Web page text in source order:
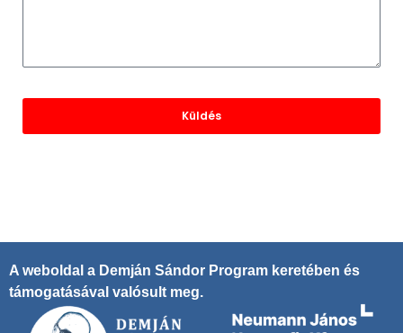
Küldés
A weboldal a Demján Sándor Program keretében és
támogatásával valósult meg.